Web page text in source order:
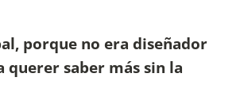
porque no era diseñador
saber más sin la